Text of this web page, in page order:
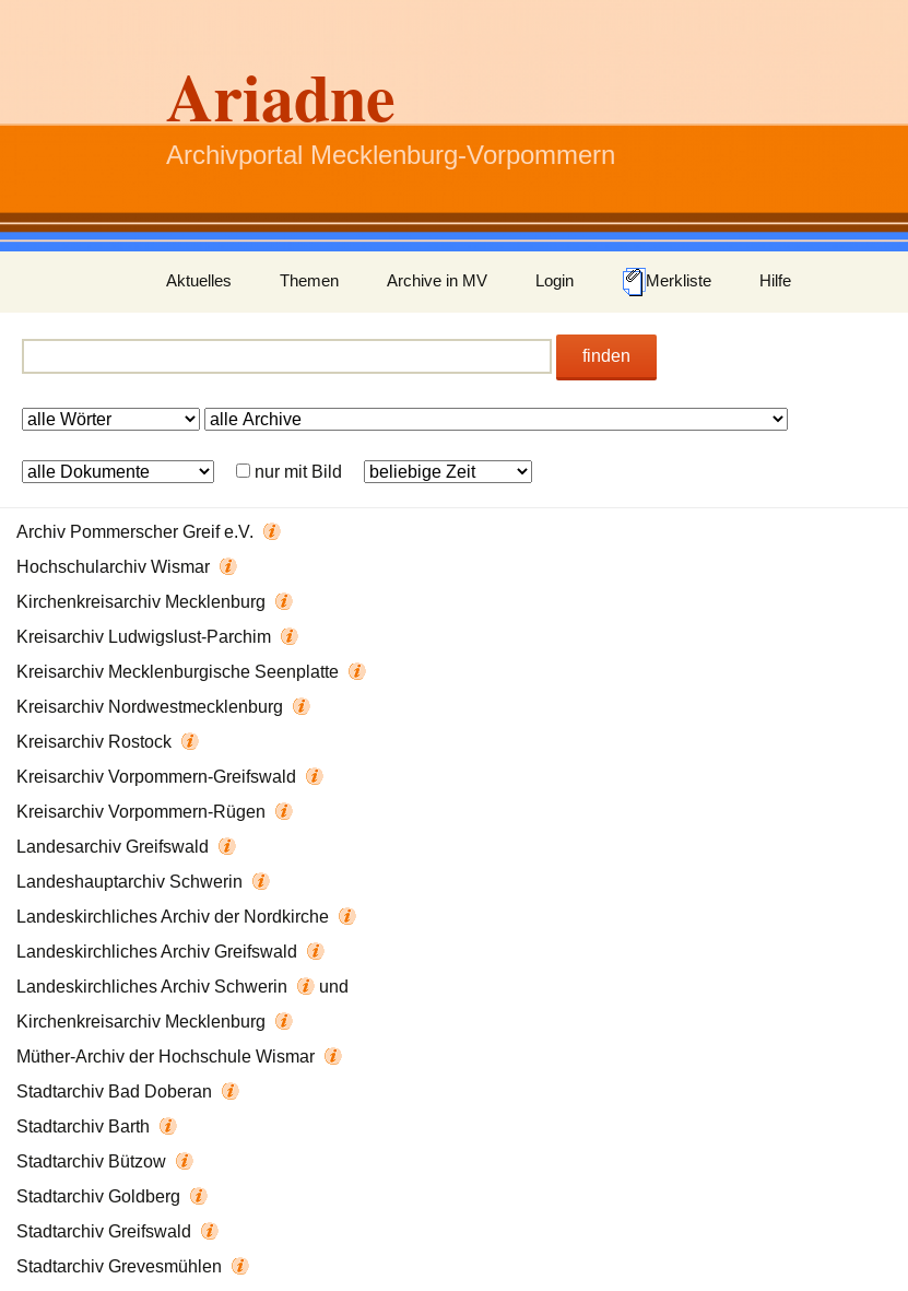
Ariadne
Archivportal Mecklenburg-Vorpommern
Inhalt
springen
Aktuelles Themen Archive in MV Login Merkliste Hilfe
finden
nur mit Bild
Archiv Pommerscher Greif e.V.
Hochschularchiv Wismar
Kirchenkreisarchiv Mecklenburg
Kreisarchiv Ludwigslust-Parchim
Kreisarchiv Mecklenburgische Seenplatte
Kreisarchiv Nordwestmecklenburg
Kreisarchiv Rostock
Kreisarchiv Vorpommern-Greifswald
Kreisarchiv Vorpommern-Rügen
Landesarchiv Greifswald
Landeshauptarchiv Schwerin
Landeskirchliches Archiv der Nordkirche
Landeskirchliches Archiv Greifswald
Landeskirchliches Archiv Schwerin
und
Kirchenkreisarchiv Mecklenburg
Müther-Archiv der Hochschule Wismar
Stadtarchiv Bad Doberan
Stadtarchiv Barth
Stadtarchiv Bützow
Stadtarchiv Goldberg
Stadtarchiv Greifswald
Stadtarchiv Grevesmühlen